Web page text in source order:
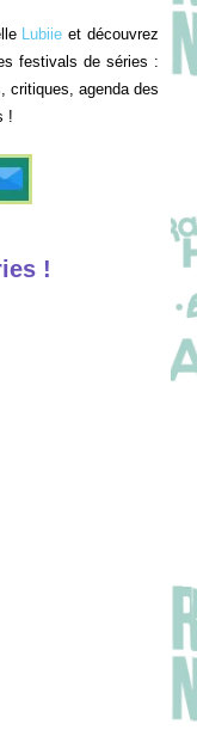
Lubiie et découvrez
festivals de séries :
critiques, agenda des
!
!